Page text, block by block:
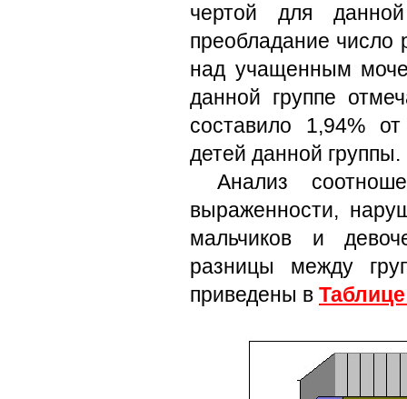
чертой для
преобладание число
над учащенным
данной группе
составило 1,94%
детей данной группы.
Анализ
выраженности,
мальчиков и
разницы между
приведены в